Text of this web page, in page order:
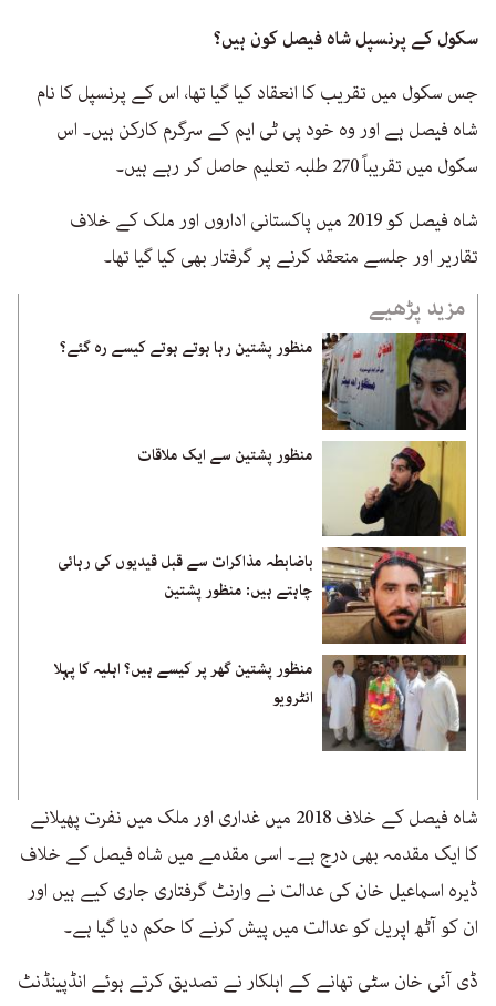
سکول کے پرنسپل شاہ فیصل کون ہیں؟
جس سکول میں تقریب کا انعقاد کیا گیا تھا، اس کے پرنسپل کا نام
شاہ فیصل ہے اور وہ خود پی ٹی ایم کے سرگرم کارکن ہیں۔ اس
سکول میں تقریباً 270 طلبہ تعلیم حاصل کر رہے ہیں۔
شاہ فیصل کو 2019 میں پاکستانی اداروں اور ملک کے خلاف
تقاریر اور جلسے منعقد کرنے پر گرفتار بھی کیا گیا تھا۔
مزید پڑھیے
منظور پشتین رہا ہوتے ہوتے کیسے رہ گئے؟
منظور پشتین سے ایک ملاقات
باضابطہ مذاکرات سے قبل قیدیوں کی رہائی
چاہتے ہیں: منظور پشتین
منظور پشتین گھر پر کیسے ہیں؟ اہلیہ کا پہلا
انٹرویو
شاہ فیصل کے خلاف 2018 میں غداری اور ملک میں نفرت پھیلانے
کا ایک مقدمہ بھی درج ہے۔ اسی مقدمے میں شاہ فیصل کے خلاف
ڈیرہ اسماعیل خان کی عدالت نے وارنٹ گرفتاری جاری کیے ہیں اور
ان کو آٹھ اپریل کو عدالت میں پیش کرنے کا حکم دیا گیا ہے۔
ڈی آئی خان سٹی تھانے کے اہلکار نے تصدیق کرتے ہوئے انڈپینڈنٹ